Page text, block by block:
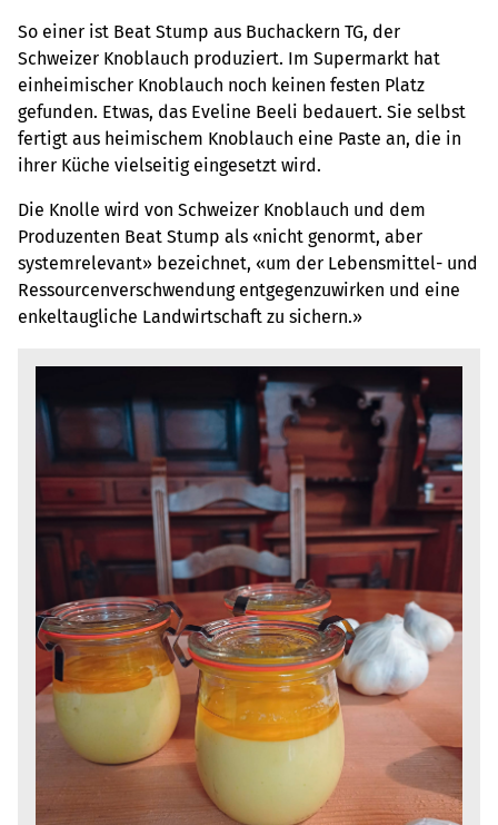
So einer ist Beat Stump aus Buchackern TG, der
Schweizer Knoblauch produziert. Im Supermarkt hat
einheimischer Knoblauch noch keinen festen Platz
gefunden. Etwas, das Eveline Beeli bedauert. Sie selbst
fertigt aus heimischem Knoblauch eine Paste an, die in
ihrer Küche vielseitig eingesetzt wird.
Die Knolle wird von Schweizer Knoblauch und dem
Produzenten Beat Stump als «nicht genormt, aber
systemrelevant» bezeichnet, «um der Lebensmittel- und
Ressourcenverschwendung entgegenzuwirken und eine
enkeltaugliche Landwirtschaft zu sichern.»